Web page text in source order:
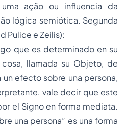
ação ou influencia da
lógica semiótica. Segunda
Pulice e Zeilis):
que es determinado en su
llamada su Objeto, de
efecto sobre una persona,
vale decir que este
el Signo en forma mediata.
una persona” es una forma